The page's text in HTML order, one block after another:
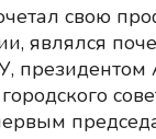
свою
являлся